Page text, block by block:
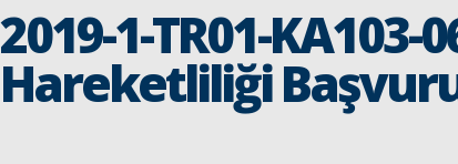
2019-1-TR01-
Hareketliliği